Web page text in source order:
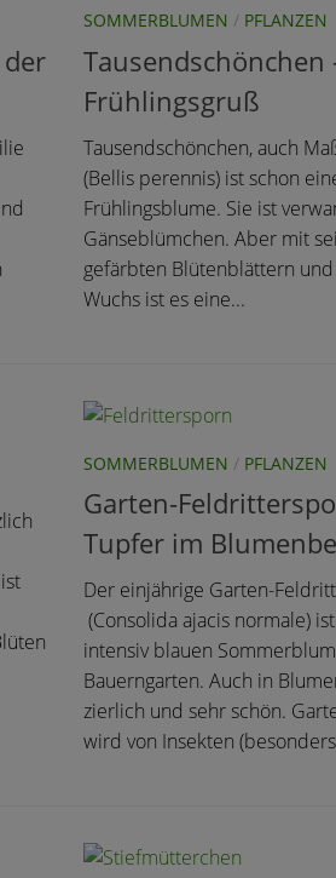
SOMMERBLUMEN / PFLANZEN
Tausendschönchen
Frühlingsgruß
Tausendschönchen, auch
(Bellis perennis) ist schon
Frühlingsblume. Sie ist
Gänseblümchen. Aber mit
gefärbten Blütenblättern
Wuchs ist es eine...
SOMMERBLUMEN / PFLANZEN
Garten-
Tupfer im
Der einjährige Garten-
(Consolida ajacis normale)
intensiv blauen
Bauerngarten. Auch in
zierlich und sehr schön.
wird von Insekten